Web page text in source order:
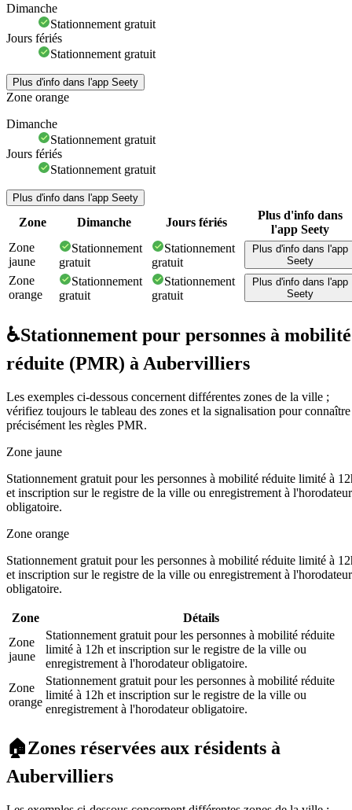
Dimanche
Stationnement gratuit
Jours fériés
Stationnement gratuit
Plus d'info dans l'app Seety
Zone orange
Dimanche
Stationnement gratuit
Jours fériés
Stationnement gratuit
Plus d'info dans l'app Seety
Zone Dimanche Jours fériés
Plus d'info dans
l'app Seety
Zone
jaune
Stationnement
gratuit
Stationnement
gratuit
Plus d'info dans l'app
Seety
Zone
orange
Stationnement
gratuit
Stationnement
gratuit
Plus d'info dans l'app
Seety
♿Stationnement pour personnes à mobilité
réduite (PMR) à Aubervilliers
Les exemples ci-dessous concernent différentes zones de la ville ;
vérifiez toujours le tableau des zones et la signalisation pour connaître
précisément les règles PMR.
Zone jaune
Stationnement gratuit pour les personnes à mobilité réduite limité à
et inscription sur le registre de la ville ou enregistrement à l'horodateur
obligatoire.
Zone orange
Stationnement gratuit pour les personnes à mobilité réduite limité à
et inscription sur le registre de la ville ou enregistrement à l'horodateur
obligatoire.
Zone
Détails
Zone
jaune
Stationnement gratuit pour les personnes à mobilité réduite
limité à 12h et inscription sur le registre de la ville ou
enregistrement à l'horodateur obligatoire.
Zone
orange
Stationnement gratuit pour les personnes à mobilité réduite
limité à 12h et inscription sur le registre de la ville ou
enregistrement à l'horodateur obligatoire.
🏠Zones réservées aux résidents à
Aubervilliers